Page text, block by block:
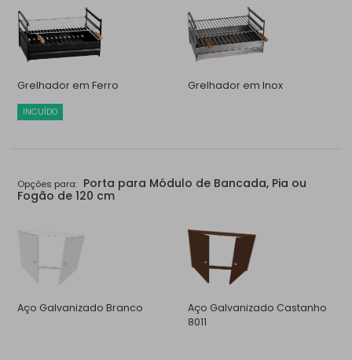
Grelhador em Ferro
INCUÍDO
Grelhador em Inox
Opções para: Porta para Módulo de Bancada, Pia ou
Fogão de 120 cm
Aço Galvanizado Branco
Aço Galvanizado Castanho
8011